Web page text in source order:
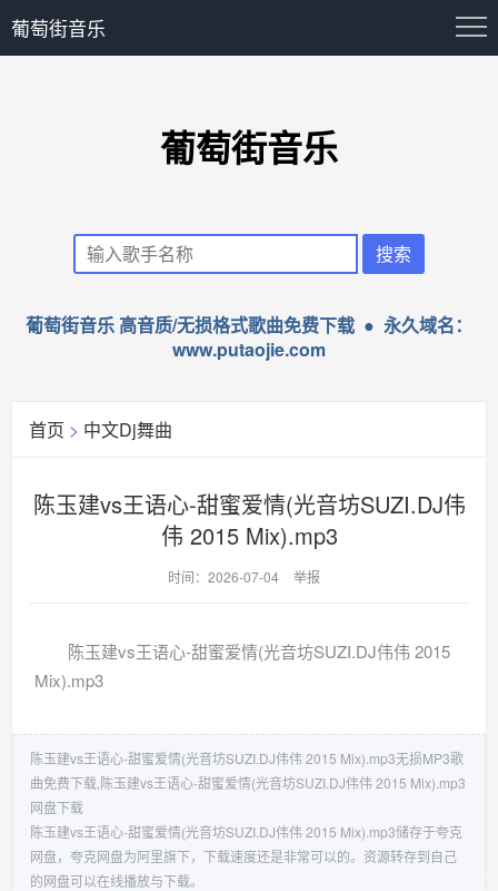
葡萄街音乐
葡萄街音乐
葡萄街音乐 高音质/无损格式歌曲免费下载 ● 永久域名：
www.putaojie.com
首页 > 中文Dj舞曲
陈玉建vs王语心-甜蜜爱情(光音坊SUZI.DJ伟
伟 2015 Mix).mp3
时间：2026-07-04 举报
陈玉建vs王语心-甜蜜爱情(光音坊SUZI.DJ伟伟 2015
Mix).mp3
陈玉建vs王语心-甜蜜爱情(光音坊SUZI.DJ伟伟 2015 Mix).mp3无损MP3歌
曲免费下载,陈玉建vs王语心-甜蜜爱情(光音坊SUZI.DJ伟伟 2015 Mix).mp3
网盘下载
陈玉建vs王语心-甜蜜爱情(光音坊SUZI.DJ伟伟 2015 Mix).mp3储存于夸克
网盘，夸克网盘为阿里旗下，下载速度还是非常可以的。资源转存到自己
的网盘可以在线播放与下载。